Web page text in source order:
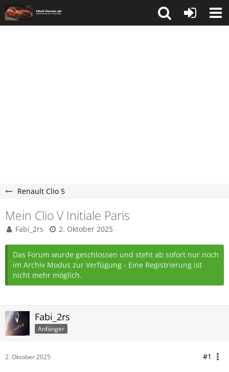
Renault Clio 5
Mein Clio V Initiale Paris
Fabi_2rs 2. Oktober 2025
Das Forum wurde geschlossen und steht ab sofort nur noch
im Archiv Modus zur Verfügung - Eine Registrierung ist
nicht mehr möglich.
Fabi_2rs
Anfänger
2. Oktober 2025 #1